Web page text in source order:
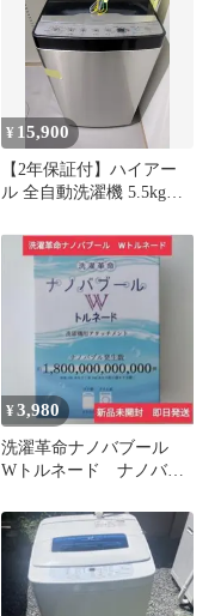
¥ 15,900
​【2年保証付】ハイアー
ル 全自動洗濯機 5.5kg
¥3,980
洗濯革命ナノバブール
Wトルネード ナノバブ